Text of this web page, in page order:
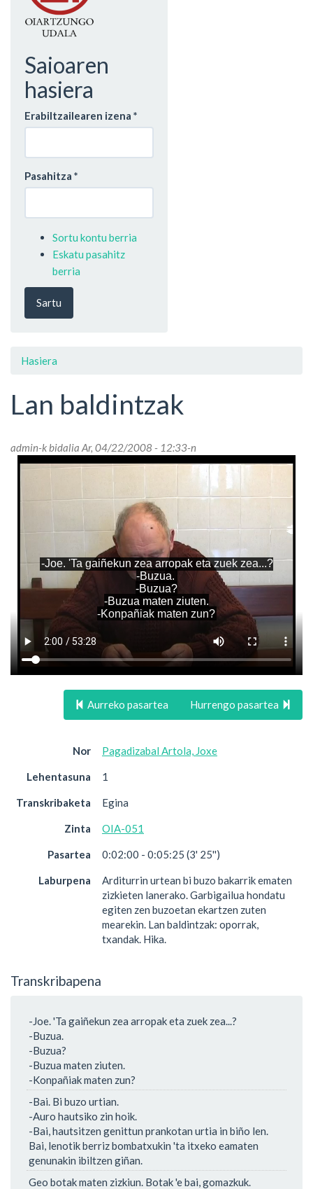
Saioaren
hasiera
Erabiltzailearen izena *
Pasahitza *
Sortu kontu berria
Eskatu pasahitz
berria
Sartu
Hasiera
Lan baldintzak
admin-k bidalia Ar, 04/22/2008 - 12:33-n
Aurreko pasartea Hurrengo pasartea
Nor Pagadizabal Artola, Joxe
Lehentasuna 1
Transkribaketa Egina
Zinta OIA-051
Pasartea 0:02:00 - 0:05:25 (3' 25'')
Laburpena
Arditurrin urtean bi buzo bakarrik ematen
zizkieten lanerako. Garbigailua hondatu
egiten zen buzoetan ekartzen zuten
mearekin. Lan baldintzak: oporrak,
txandak. Hika.
Transkribapena
-Joe. 'Ta gaiñekun zea arropak eta zuek zea...?
-Buzua.
-Buzua?
-Buzua maten ziuten.
-Konpañiak maten zun?
-Bai. Bi buzo urtian.
-Auro hautsiko zin hoik.
-Bai, hautsitzen genittun prankotan urtia in biño len.
Bai, lenotik berriz bombatxukin 'ta itxeko eamaten
genunakin ibiltzen giñan.
Geo botak maten zizkiun. Botak 'e bai, gomazkuk.